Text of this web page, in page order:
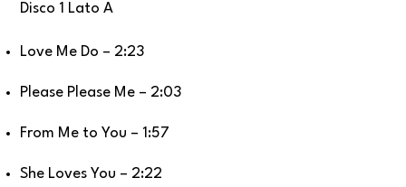
Disco 1 Lato A
Love Me Do – 2:23
Please Please Me – 2:03
From Me to You – 1:57
She Loves You – 2:22